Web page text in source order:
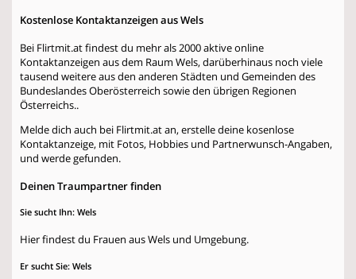
Kostenlose Kontaktanzeigen aus Wels
Bei Flirtmit.at findest du mehr als 2000 aktive online
Kontaktanzeigen aus dem Raum Wels, darüberhinaus noch viele
tausend weitere aus den anderen Städten und Gemeinden des
Bundeslandes Oberösterreich sowie den übrigen Regionen
Österreichs..
Melde dich auch bei Flirtmit.at an, erstelle deine kosenlose
Kontaktanzeige, mit Fotos, Hobbies und Partnerwunsch-Angaben,
und werde gefunden.
Deinen Traumpartner finden
Sie sucht Ihn: Wels
Hier findest du Frauen aus Wels und Umgebung.
Er sucht Sie: Wels